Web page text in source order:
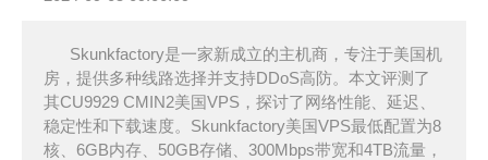
Skunkfactory是一家新成立的主机商，专注于美国机
房，提供多种线路选择并支持DDoS高防。本文评测了
其CU9929 CMIN2美国VPS，探讨了网络性能、延迟、
稳定性和下载速度。Skunkfactory美国VPS最低配置为8
核、6GB内存、50GB存储、300Mbps带宽和4TB流量，